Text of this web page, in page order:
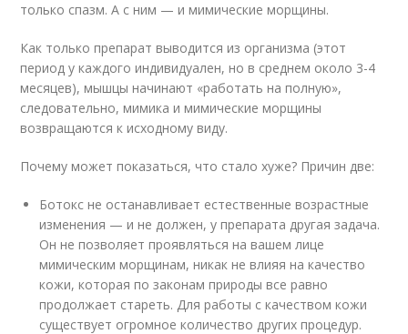
только спазм. А с ним — и мимические морщины.
Как только препарат выводится из организма (этот
период у каждого индивидуален, но в среднем около 3-4
месяцев), мышцы начинают «работать на полную»,
следовательно, мимика и мимические морщины
возвращаются к исходному виду.
Почему может показаться, что стало хуже? Причин две:
Ботокс не останавливает естественные возрастные
изменения — и не должен, у препарата другая задача.
Он не позволяет проявляться на вашем лице
мимическим морщинам, никак не влияя на качество
кожи, которая по законам природы все равно
продолжает стареть. Для работы с качеством кожи
существует огромное количество других процедур. ⠀